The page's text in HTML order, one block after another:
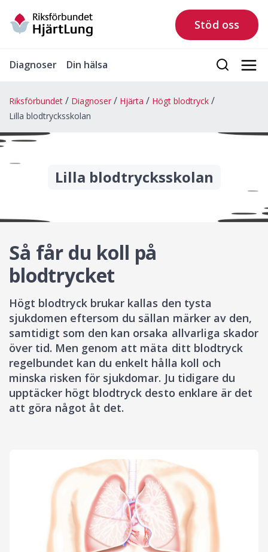
Stöd oss
Diagnoser Din hälsa
Riksförbundet Diagnoser Hjärta
Högt blodtryck
Lilla blodtrycksskolan
Lilla blodtrycksskolan
Så får du koll på
blodtrycket
Högt blodtryck brukar kallas den tysta
sjukdomen eftersom du sällan märker av den,
samtidigt som den kan orsaka allvarliga skador
över tid. Men genom att mäta ditt blodtryck
regelbundet kan du enkelt hålla koll och
minska risken för sjukdomar. Ju tidigare du
upptäcker högt blodtryck desto enklare är det
att göra något åt det.